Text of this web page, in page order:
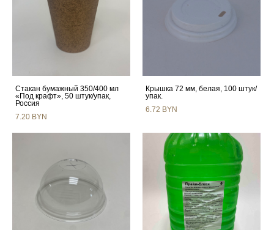
Стакан бумажный 350/400 мл
«Под крафт», 50 штук/упак,
Россия
7.20 BYN
Крышка 72 мм, белая, 100 штук/
упак.
6.72 BYN